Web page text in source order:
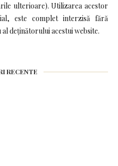
ulterioare). Utilizarea acestor
este complet interzisă fără
deținătorului acestui website.
RECENTE